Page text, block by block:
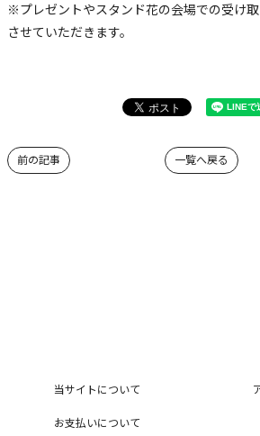
※プレゼントやスタンド花の会場での受け
させていただきます。
一覧へ戻る
前の記事
当サイトについて
お支払いについて